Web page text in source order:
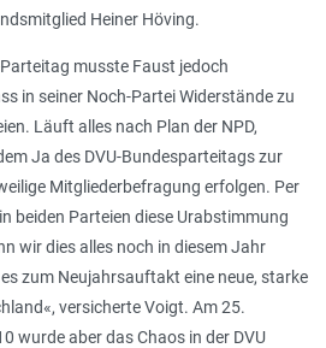
Heiner Höving.
musste Faust jedoch
in seiner Noch-Partei Widerstände zu
Läuft alles nach Plan der NPD,
Ja des DVU-Bundesparteitags zur
Mitgliederbefragung erfolgen. Per
beiden Parteien diese Urabstimmung
wir dies alles noch in diesem Jahr
zum Neujahrsauftakt eine neue, starke
versicherte Voigt. Am 25.
wurde aber das Chaos in der DVU